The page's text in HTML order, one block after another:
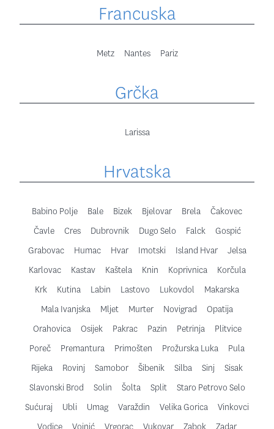
Francuska
Metz Nantes Pariz
Grčka
Larissa
Hrvatska
Babino Polje Bale Bizek Bjelovar Brela
Čakovec
Čavle
Cres Dubrovnik Dugo Selo Falck
Gospić
Grabovac
Humac Hvar Imotski Island Hvar
Jelsa
Karlovac
Kastav Kaštela Knin Koprivnica
Korčula
Krk
Kutina Labin Lastovo Lukovdol
Makarska
Mala Ivanjska
Mljet Murter Novigrad
Opatija
Orahovica
Osijek Pakrac Pazin Petrinja
Plitvice
Poreč
Premantura Primošten Prožurska Luka
Pula
Rijeka
Rovinj Samobor Šibenik Silba Sinj
Sisak
Slavonski Brod
Solin Šolta Split
Staro Petrovo Selo
Sućuraj
Ubli Umag Varaždin Velika Gorica
Vinkovci